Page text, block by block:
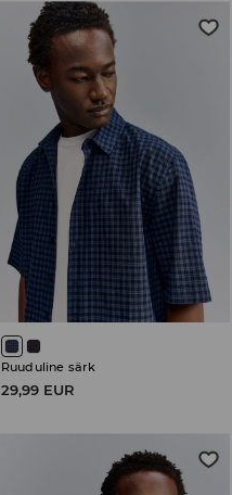
Ruuduline särk
29,99 EUR